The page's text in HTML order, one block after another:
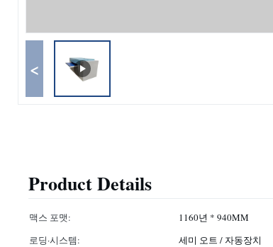
<
Product Details
맥스 포맷: 1160년 * 940MM
로딩·시스템:
세미 오트 / 자동장치